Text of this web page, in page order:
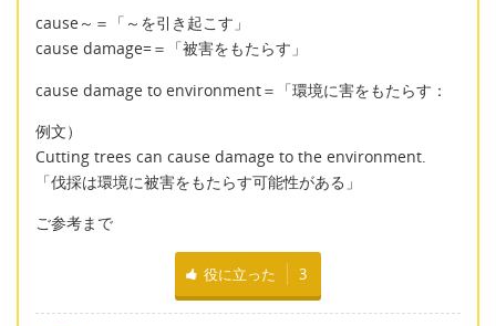
cause～＝「～を引き起こす」
cause damage=＝「被害をもたらす」
cause damage to environment＝「環境に害をもたらす：
例文）
Cutting trees can cause damage to the environment.
「伐採は環境に被害をもたらす可能性がある」
ご参考まで
役に立った 3